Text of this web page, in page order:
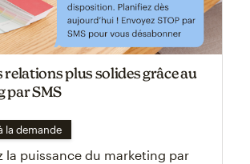
relations plus solides grâce au
par SMS
la demande
la puissance du marketing par